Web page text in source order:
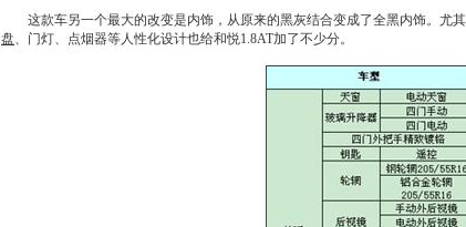
这款车另一个最大的改变是内饰，从原来的黑灰结合变成了全黑内饰。尤
盘、门灯、点烟器等人性化设计也给和悦1.8AT加了不少分。